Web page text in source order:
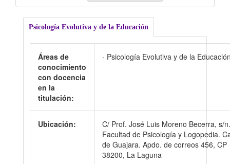
Psicología Evolutiva y de la Educación
Áreas de
conocimiento
con docencia
en la
titulación:
- Psicología Evolutiva y de la
Ubicación:
C/ Prof. José Luis Moreno Becerra, s/n.
Facultad de Psicología y Logopedia.
de Guajara. Apdo. de correos 456, CP
38200, La Laguna